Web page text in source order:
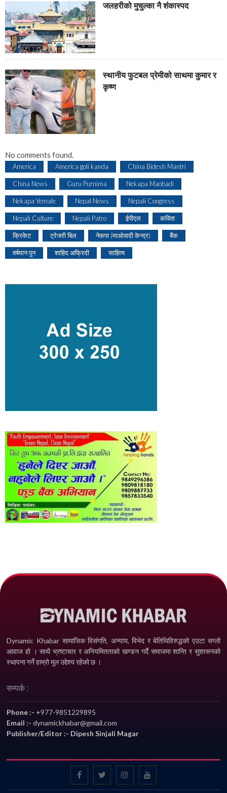
जलहरीको मुचुल्का नै शंंकास्पद
स्थानीय फुटबल प्रेमीको साथमा कुमार र
कृष्ण
No comments found.
America America goli kanda China Bidesh Mantri
China News Guru Purnima Nekapa Maobadi
Nekapa Yemale Nepal News Nepali Congress
Nepali Culture Nepali Patro ईपीएल कविता
क्रिकेट ट्रेजरी बिल नेकपा (माओवादी केन्द्र) बैंक
वर्षमान पुन शाहिद अफ्रिदी साहित्य
Dynamic Khabar सामाजिक विसंगति, अन्याय, विभेद­ र बेतिथिविरुद्धको एउटा सग्लो
आवाज हो । साथै भ्रष्टाचार र अनियमितताको खण्डन गर्दै समाजमा शान्ति र सुशासनको
स्थापना गर्ने हाम्रो मूल उद्देश्य रहेको छ ।
सम्पर्क :
Phone :- +977-9851229895
Email :-dynamickhabar@gmail.com
Publisher/Editor :- Dipesh Sinjali Magar